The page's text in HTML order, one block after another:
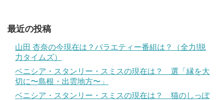
最近の投稿
山田 杏奈の今現在は？バラエティー番組は？（全力!脱
力タイムズ）
ベニシア・スタンリー・スミスの現在は？ 選「縁を大
切に〜島根・出雲地方〜」
ベニシア・スタンリー・スミスの現在は？ 猫のしっぽ